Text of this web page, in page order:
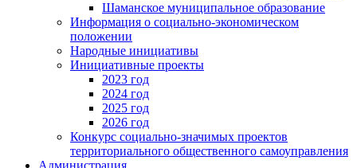
Шаманское муниципальное образование
Информация о социально-экономическом
положении
Народные инициативы
Инициативные проекты
2023 год
2024 год
2025 год
2026 год
Конкурс социально-значимых проектов
территориального общественного самоуправления
Администрация